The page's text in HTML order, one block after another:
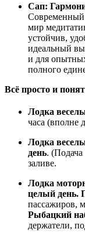
Сап:
мир
устойчив,
идеальный
и для
полного
Всё просто и
Лодка
часа (вполне
Лодка
день.
заливе.
Лодка
целый день.
пассажиров,
Рыбацкий
держатели,